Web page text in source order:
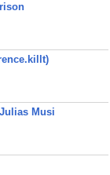
Musi